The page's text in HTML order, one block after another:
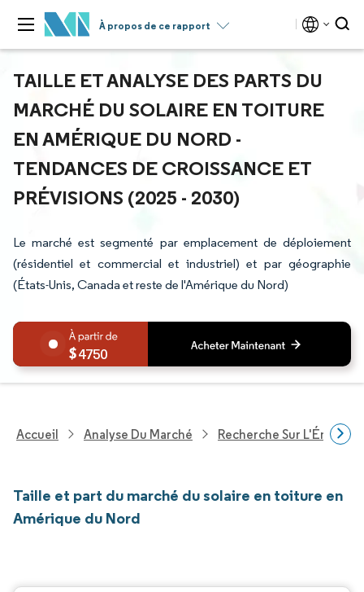
À propos de ce rapport
TAILLE ET ANALYSE DES PARTS DU
MARCHÉ DU SOLAIRE EN TOITURE
EN AMÉRIQUE DU NORD -
TENDANCES DE CROISSANCE ET
PRÉVISIONS (2025 - 2030)
Le marché est segmenté par emplacement de déploiement
(résidentiel et commercial et industriel) et par géographie
(États-Unis, Canada et reste de l'Amérique du Nord)
4750
Accueil Analyse Du Marché Recherche Sur
Taille et part du marché du solaire en toiture en
Amérique du Nord